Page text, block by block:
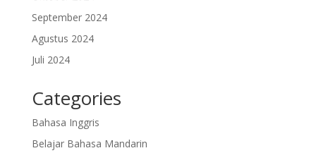
September 2024
Agustus 2024
Juli 2024
Categories
Bahasa Inggris
Belajar Bahasa Mandarin